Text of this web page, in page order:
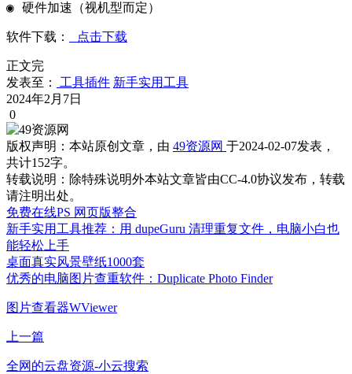
◉ 硬件加速（视机型而定）
软件下载： 点击下载
正文完
发表至：
工具插件 新手实用工具
2024年2月7日
0
版权声明： 本站原创文章，由 49资源网 于2024-02-07发表，
共计152字。
转载说明： 除特殊说明外本站文章皆由CC-4.0协议发布，转载
请注明出处。
免费在线PS 网页版整合
新手实用工具推荐：用 dupeGuru 清理重复文件，电脑小白也
能轻松上手
桌面真实风景壁纸1000套
优秀的电脑图片查重软件：Duplicate Photo Finder
图片查看器WViewer
上一篇
全网的云盘资源-小云搜索